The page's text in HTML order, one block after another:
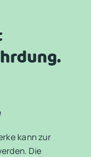
kann zur
Die